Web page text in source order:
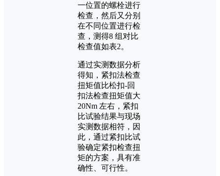
一位置的螺栓进行
检查，然后又分别
在不同位置进行检
查，测得8 组对比
检查值如表2。
通过实测数据分析
得知，紧扣法检查
扭矩值比松扣-回
扣法检查扭矩值大
20Nm 左右，紧扣
比试验结果与现场
实测数据相符，因
此，通过紧扣比试
验确定紧扣检查扭
矩的方案，具有准
确性、可行性。